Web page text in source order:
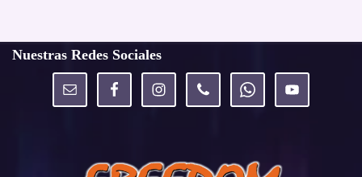
Nuestras Redes Sociales